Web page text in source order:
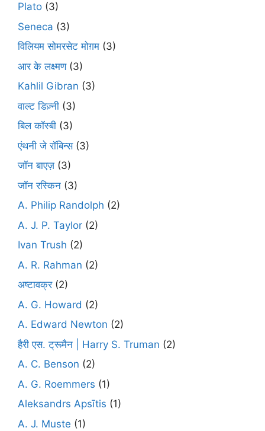
Plato (3)
Seneca (3)
विलियम सोमरसेट मोग़म (3)
आर के लक्ष्मण(3)
Kahlil Gibran (3)
वाल्ट डिज़्नी (3)
बिल कॉस्बी (3)
एंथनी जे रॉबिन्स(3)
जॉन बाएज़ (3)
जॉन रस्किन (3)
A. Philip Randolph (2)
A. J. P. Taylor (2)
Ivan Trush (2)
A. R. Rahman (2)
अष्टावक्र(2)
A. G. Howard (2)
A. Edward Newton (2)
हैरी एस. ट्रूमैन | Harry S. Truman (2)
A. C. Benson (2)
A. G. Roemmers (1)
Aleksandrs Apsītis (1)
A. J. Muste (1)